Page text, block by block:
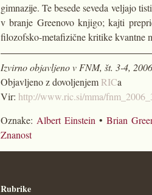
gimnazije. Te besede seveda veljajo
v branje Greenovo knjigo; kajti
filozofsko-metafizične kritike kvantne
Izvirno objavljeno v FNM, št. 3-4, 2006
Objavljeno z dovoljenjem RICa
Vir: http://www.ric.si/mma/
Oznake: Albert Einstein •Brian
Znanost
Rubrike